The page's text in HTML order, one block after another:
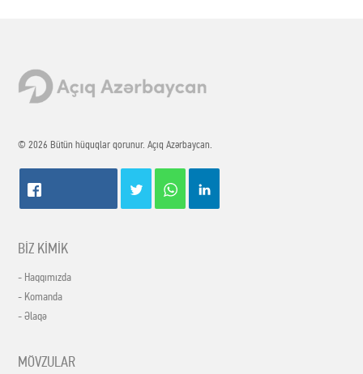
© 2026 Bütün hüquqlar qorunur. Açıq Azərbaycan.
BİZ KİMİK
- Haqqımızda
- Komanda
- Əlaqə
MÖVZULAR